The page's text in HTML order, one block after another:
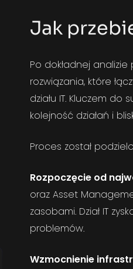
Jak
Po dokładnej
rozwiązania, które
działu IT. Kluczem
kolejność działań i
Proces został
Rozpoczęcie od
oraz Asset
zasobami. Dział IT
problemów.
Wzmocnienie